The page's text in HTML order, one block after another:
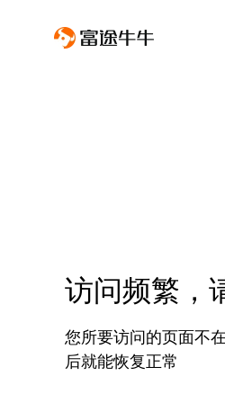
访问频繁，
您所要访问的页面不
后就能恢复正常